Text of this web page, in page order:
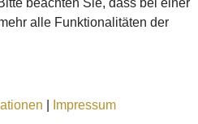
beachten Sie, dass bei einer
alle Funktionalitäten der
Impressum